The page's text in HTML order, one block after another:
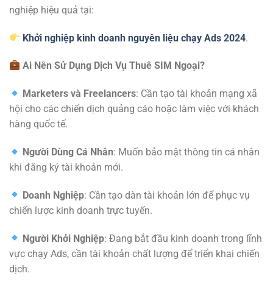
nghiệp hiệu quả tại:
Khởi nghiệp kinh doanh nguyên liệu chạy Ads 2024.
Ai Nên Sử Dụng Dịch Vụ Thuê SIM Ngoại?
Marketers và Freelancers: Cần tạo tài khoản mạng xã
hội cho các chiến dịch quảng cáo hoặc làm việc với khách
hàng quốc tế.
Người Dùng Cá Nhân: Muốn bảo mật thông tin cá nhân
khi đăng ký tài khoản mới.
Doanh Nghiệp: Cần tạo dàn tài khoản lớn để phục vụ
chiến lược kinh doanh trực tuyến.
Người Khởi Nghiệp: Đang bắt đầu kinh doanh trong lĩnh
vực chạy Ads, cần tài khoản chất lượng để triển khai chiến
dịch.